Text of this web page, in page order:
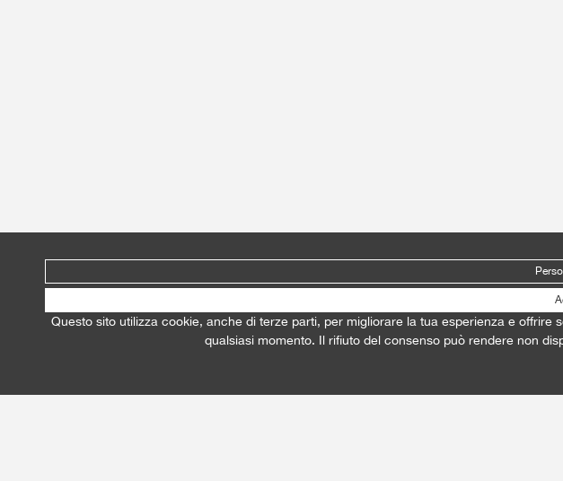
Questo sito utilizza cookie, anche di terze parti, per migliorare la tua esperienza e
qualsiasi momento. Il rifiuto del consenso può rendere non